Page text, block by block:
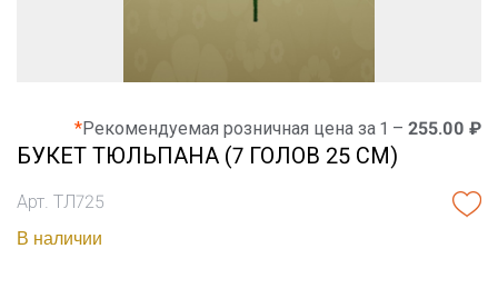
*Рекомендуемая розничная цена за 1 – 255.00 ₽
БУКЕТ ТЮЛЬПАНА (7 ГОЛОВ 25 СМ)
Арт. ТЛ725
В наличии